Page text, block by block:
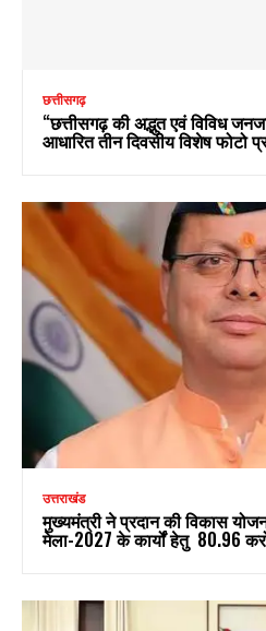
छत्तीसगढ़
“छत्तीसगढ़ की अद्भुत एवं विविध
आधारित तीन दिवसीय विशेष फोटो
उत्तराखंड
मुख्यमंत्री ने प्रदान की विकास
मेला-2027 के कार्यों हेतु ₹ 80.96